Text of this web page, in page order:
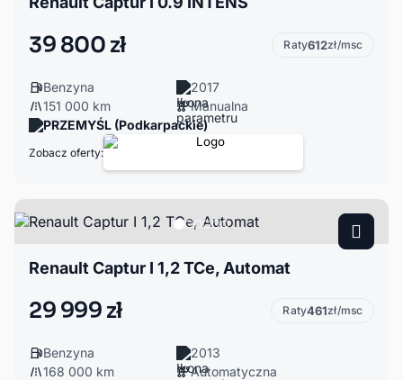
39 800 zł Raty612zł/msc
Benzyna
2017
151 000 km
Manualna
PRZEMYŚL (Podkarpackie)
Zobacz oferty:
Renault Captur I 1,2 TCe, Automat
29 999 zł Raty461zł/msc
Benzyna
2013
168 000 km
Automatyczna